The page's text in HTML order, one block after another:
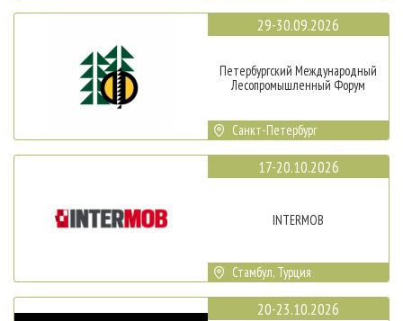
29-30.09.2026
Петербургский Международный
Лесопромышленный Форум
Санкт-Петербург
17-20.10.2026
INTERMOB
Стамбул, Турция
20-23.10.2026